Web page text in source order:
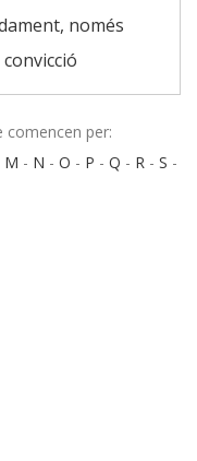
només
comencen per:
M - N - O - P - Q - R - S -